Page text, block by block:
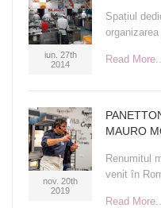
iun. 27th
2014
Spațiul
Read
nov. 20th
2019
MAURO
Renumitul
venit în
Read